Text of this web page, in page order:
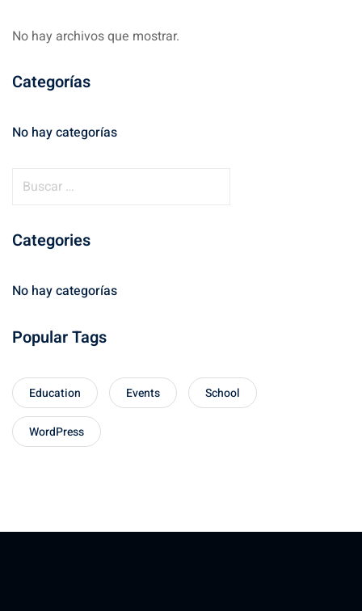
No hay archivos que mostrar.
Categorías
No hay categorías
Categories
No hay categorías
Popular Tags
Education Events School
WordPress